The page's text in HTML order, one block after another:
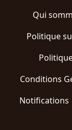
Qui
Politique
Conditions
Notifications